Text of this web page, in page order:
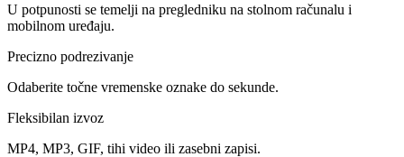
U potpunosti se temelji na pregledniku na stolnom računalu i
mobilnom uređaju.
Precizno podrezivanje
Odaberite točne vremenske oznake do sekunde.
Fleksibilan izvoz
MP4, MP3, GIF, tihi video ili zasebni zapisi.